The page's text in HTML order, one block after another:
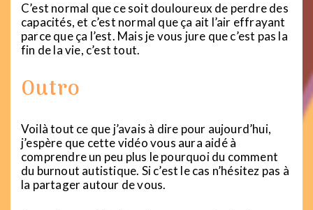
C’est normal que ce soit douloureux de perdre des
capacités, et c’est normal que ça ait l’air effrayant
parce que ça l’est. Mais je vous jure que c’est pas la
fin de la vie, c’est tout.
Outro
Voilà tout ce que j’avais à dire pour aujourd’hui,
j’espère que cette vidéo vous aura aidé à
comprendre un peu plus le pourquoi du comment
du burnout autistique. Si c’est le cas n’hésitez pas à
la partager autour de vous.